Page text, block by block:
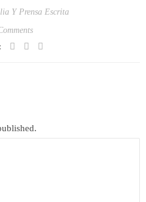
Y Prensa Escrita